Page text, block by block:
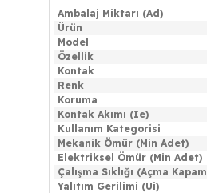
Ambalaj Miktarı (Ad)
Ürün
Model
Özellik
Kontak
Renk
Koruma
Kontak Akımı (Ie)
Kullanım Kategorisi
Mekanik Ömür (Min Adet)
Elektriksel Ömür (Min Adet)
Çalışma Sıklığı (Açma
Yalıtım Gerilimi (Ui)